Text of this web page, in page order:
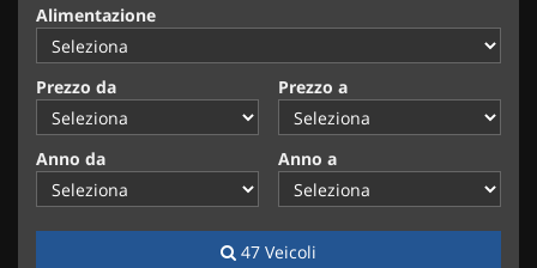
Alimentazione
Prezzo da Prezzo a
Anno da Anno a
47 Veicoli
e
modificare
le
tue
scelte
in
qualsiasi
momento.